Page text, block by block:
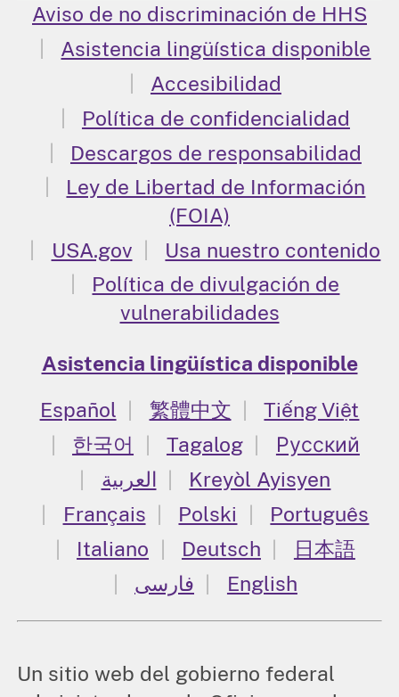
Aviso de no discriminación de HHS
Asistencia lingüística disponible
Accesibilidad
Política de confidencialidad
Descargos de responsabilidad
Ley de Libertad de Información
(FOIA)
USA.gov
Usa nuestro contenido
Política de divulgación de
vulnerabilidades
Asistencia lingüística disponible
Español
繁體中文
Tiếng Việt
한국어
Tagalog
Русский
العربية
Kreyòl Ayisyen
Français
Polski
Português
Italiano
Deutsch
日本語
فارسی
English
Un sitio web del gobierno federal